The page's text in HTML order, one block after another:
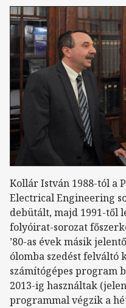
Kollár István 1988-tól a
Electrical Engineering
debütált, majd 1991-től
folyóirat-sorozat
’80-as évek másik
ólomba szedést felváltó
számítógépes program
2013-ig használtak
programmal végzik a